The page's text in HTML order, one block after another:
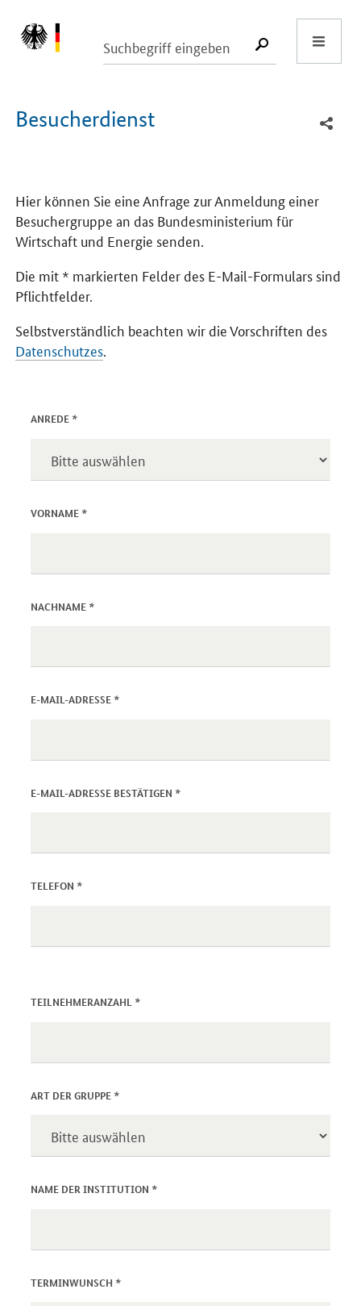
SUCHE
Besucherdienst
Hier können Sie eine Anfrage zur Anmeldung einer
Besuchergruppe an das Bundesministerium für
Wirtschaft und Energie senden.
Die mit * markierten Felder des E-Mail-Formulars sind
Pflichtfelder.
Selbstverständlich beachten wir die Vorschriften des
Datenschutzes.
Kontaktinformationen
ANREDE *
VORNAME *
NACHNAME *
E-MAIL-ADRESSE *
E-MAIL-ADRESSE BESTÄTIGEN *
TELEFON *
TEILNEHMERANZAHL *
ART DER GRUPPE *
NAME DER INSTITUTION *
TERMINWUNSCH *